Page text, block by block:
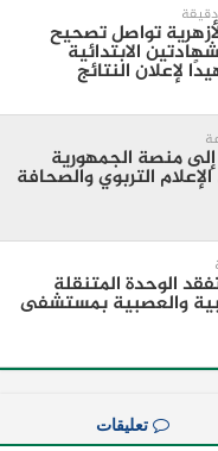
تواصل تصحيح
الابتدائية
لإعلان النتائج
منصة الجمهورية
الوحدة المتنقلة
والعصبية بمستشفى
تعليقات